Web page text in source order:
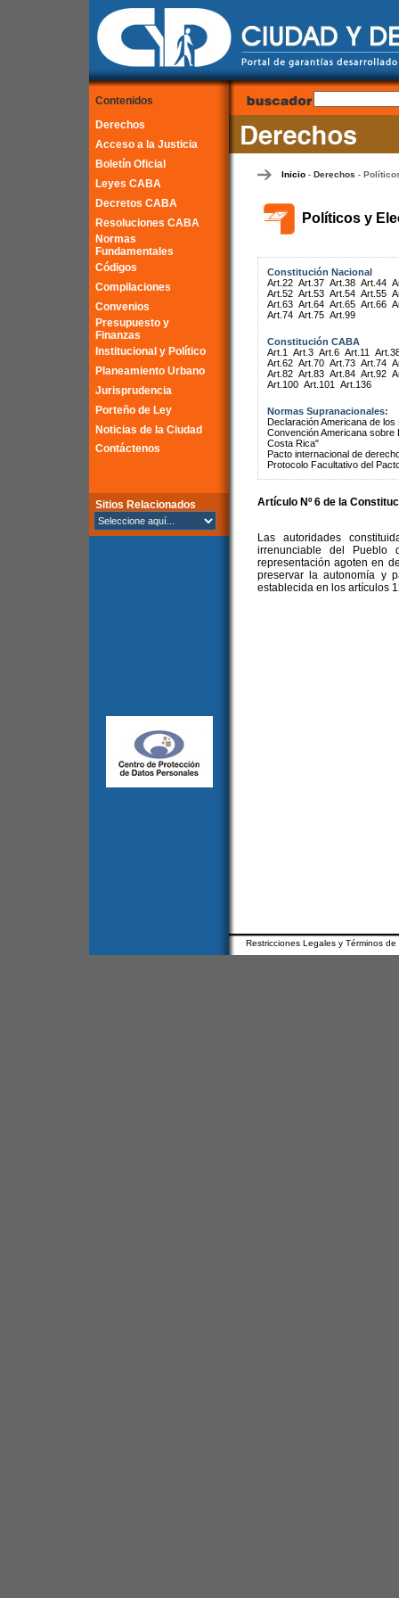
Contenidos
Derechos
Acceso a la Justicia
Boletín Oficial
Leyes CABA
Decretos CABA
Resoluciones CABA
Normas
Fundamentales
Códigos
Compilaciones
Convenios
Presupuesto y
Finanzas
Institucional y Político
Planeamiento Urbano
Jurisprudencia
Porteño de Ley
Noticias de la Ciudad
Contáctenos
Sitios Relacionados
Inicio- Derechos -
Políticos y
Constitución Nacional
Art.22 Art.37 Art.38 Art.44
Art.52 Art.53 Art.54 Art.55
Art.63 Art.64 Art.65 Art.66
Art.74 Art.75 Art.99
Constitución CABA
Art.1
Art.3 Art.6 Art.11
Art.62 Art.70 Art.73 Art.74
Art.82 Art.83 Art.84 Art.92
Art.100 Art.101 Art.136
Normas Supranacionales:
Declaración Americana de
Convención Americana
Costa Rica"
Pacto internacional de
Protocolo Facultativo del
Artículo Nº 6 de la
Las autoridades
irrenunciable del
representación agoten en
preservar la autonomía y
establecida en los artículos
Restricciones Legales y Términos de